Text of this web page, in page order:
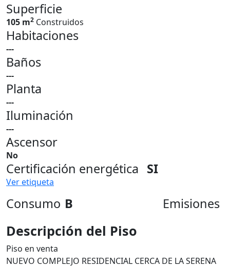
Superficie
105 m2 Construidos
Habitaciones
---
Baños
---
Planta
---
Iluminación
---
Ascensor
No
Certificación energética SI
Ver etiqueta
Consumo B Emisiones
Descripción del Piso
Piso en venta
NUEVO COMPLEJO RESIDENCIAL CERCA DE LA SERENA